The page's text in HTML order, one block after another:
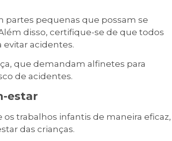
partes pequenas que possam se
disso, certifique-se de que todos
acidentes.
que demandam alfinetes para
de acidentes.
estar
trabalhos infantis de maneira eficaz,
das crianças.